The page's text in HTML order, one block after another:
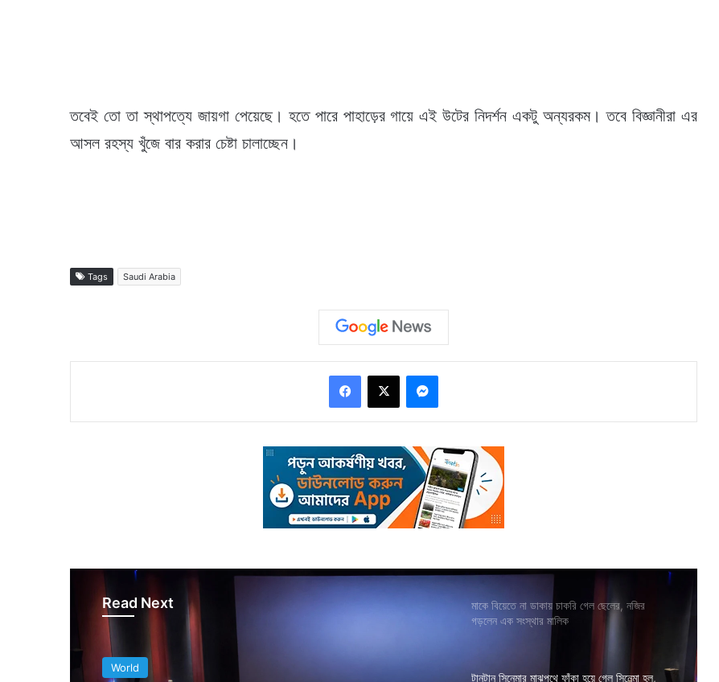
তবেই তো তা স্থাপত্যে জায়গা পেয়েছে। হতে পারে পাহাড়ের গায়ে এই উটের নিদর্শন একটু অন্যরকম। তবে বিজ্ঞানীরা এর
আসল রহস্য খুঁজে বার করার চেষ্টা চালাচ্ছেন।
Tags Saudi Arabia
Read Next
World
মাকে বিয়েতে না ডাকায় চাকরি গেল ছেলের, নজির
গড়লেন এক সংস্থার মালিক
টানটান সিনেমার মাঝপথে ফাঁকা হয়ে গেল সিনেমা হল,